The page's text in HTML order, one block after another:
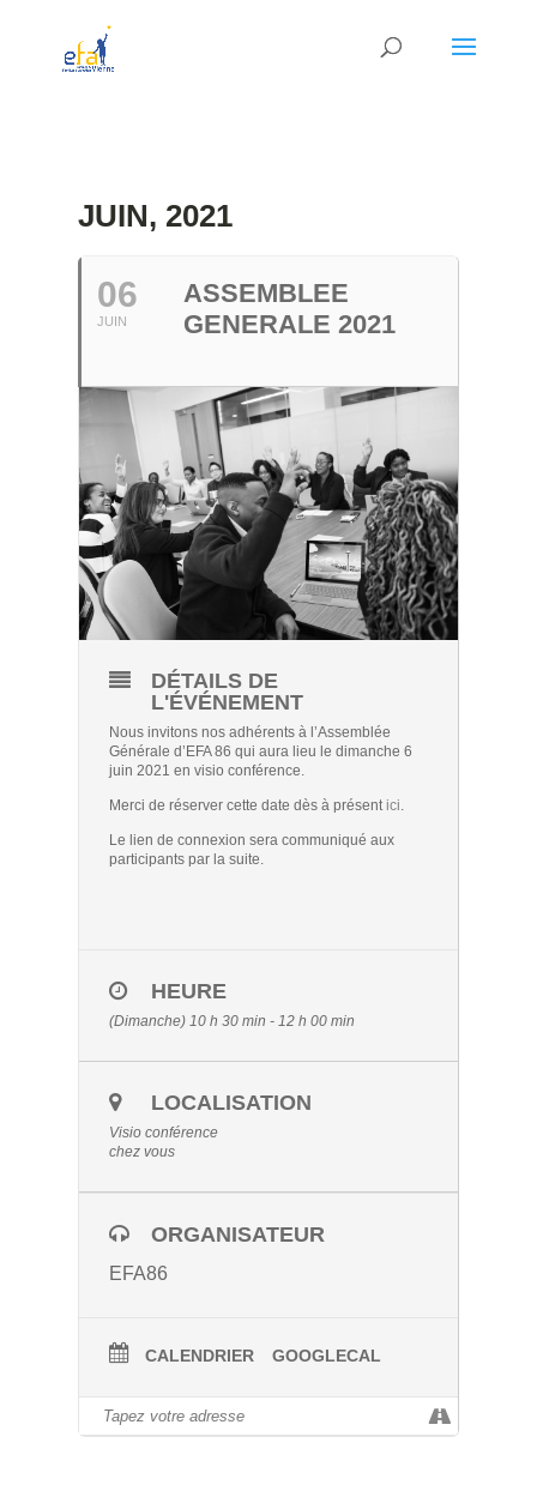
JUIN, 2021
06
JUIN
ASSEMBLEE
GENERALE 2021
DÉTAILS DE
L'ÉVÉNEMENT
Nous invitons nos adhérents à l’Assemblée
Générale d’EFA 86 qui aura lieu le dimanche 6
juin 2021 en visio conférence.
Merci de réserver cette date dès à présentici.
Le lien de connexion sera communiqué aux
participants par la suite.
HEURE
(Dimanche) 10 h 30 min - 12 h 00 min
LOCALISATION
Visio conférence
chez vous
ORGANISATEUR
EFA86
CALENDRIER GOOGLECAL